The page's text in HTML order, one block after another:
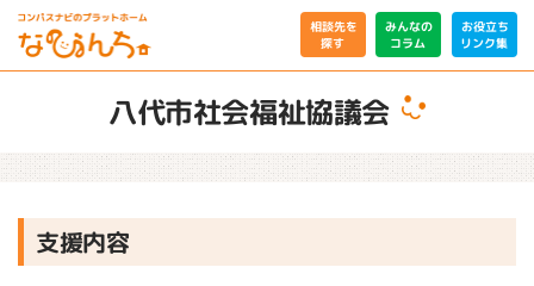
相談先を
探す
みんなの
コラム
お役立ち
リンク集
八代市社会福祉協議会
支援内容